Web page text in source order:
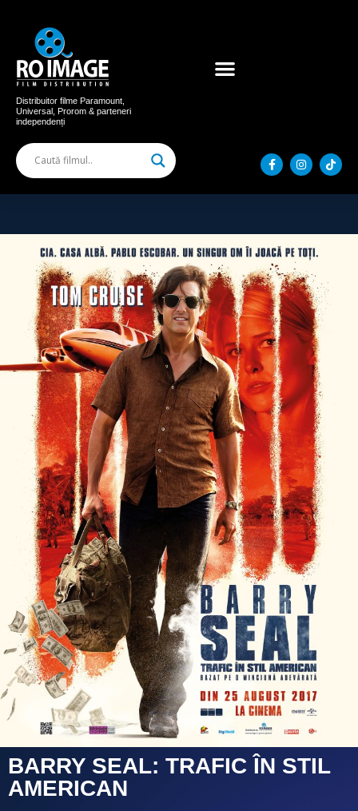
Distribuitor filme Paramount,
Universal, Prorom & parteneri
independenți
BARRY SEAL: TRAFIC ÎN STIL
AMERICAN